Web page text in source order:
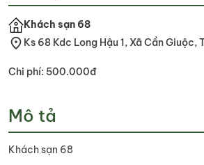
Khách sạn 68
Ks 68 Kdc Long Hậu 1, Xã Cần Giuộc,
Chi phí: 500.000đ
Mô tả
Khách sạn 68